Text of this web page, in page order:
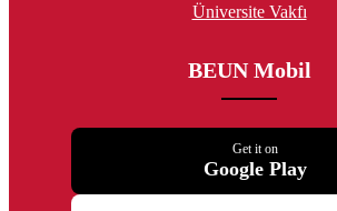
Üniversite Vakfı
BEUN Mobil
Get it on
Google Play